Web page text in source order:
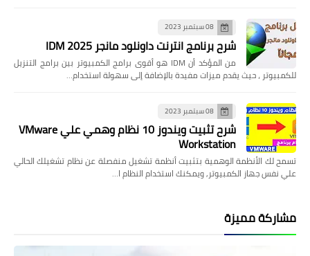
08 سبتمبر 2023
شرح برنامج انترنت داونلود مانجر 2025 IDM
من المؤكد أن IDM هو أقوى برامج الكمبيوتر بين برامج التنزيل
للكمبيوتر ، حيث يقدم ميزات مفيدة بالإضافة إلى سهولة استخدام…
08 سبتمبر 2023
شرح تثبيت ويندوز 10 نظام وهمي علي VMware
Workstation
تسمح لك الأنظمة الوهمية بتثبيت أنظمة تشغيل منفصلة عن نظام تشغيلك الحالي
علي نفس جهاز الكمبيوتر, ويمكنك استخدام النظام ا…
مشاركة مميزة